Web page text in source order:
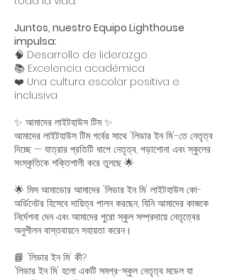
Juntos, nuestro Equipo Lighthouse
impulsa:
🧠 Desarrollo de liderazgo
📚 Excelencia académica
❤️ Una cultura escolar positiva e
inclusiva
✨ আমাদের লাইটহাউস টিম ✨
আমাদের লাইটহাউস টিম গর্বের সাথে 'লিডার ইন মি'-তে নেতৃত্ব
দিচ্ছে — যাত্রার প্রতিটি ধাপে নেতৃত্ব, পড়াশোনা এবং স্কুলের
সংস্কৃতিকে শক্তিশালী করে তুলছে 🌟
🌟 মিস আমাডোর আমাদের 'লিডার ইন মি' লাইটহাউস কো-
অর্ডিনেটর হিসেবে দায়িত্ব পালন করছেন, যিনি আমাদের কাজকে
নির্দেশনা দেন এবং আমাদের পুরো স্কুল সম্প্রদায়ে নেতৃত্বের
অনুশীলন বাস্তবায়নে সহায়তা করেন।
📘 'লিডার ইন মি' কী?
'লিডার ইন মি' হলো একটি সমগ্র-স্কুল নেতৃত্ব মডেল যা